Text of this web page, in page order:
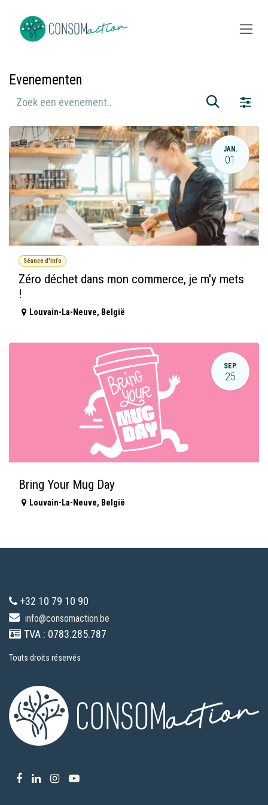
Evenementen
JAN.
01
Séance d'info
Zéro déchet dans mon commerce, je m'y mets
!
Louvain-La-Neuve, België
SEP.
25
Bring Your Mug Day
Louvain-La-Neuve, België
+32 10 79 10 90
info@consomaction.be
TVA : 0783.285.787
Touts droits réservés